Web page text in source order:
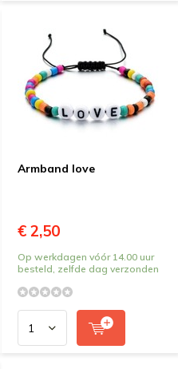
Armband love
€ 2,50
Op werkdagen vóór 14.00 uur
besteld, zelfde dag verzonden